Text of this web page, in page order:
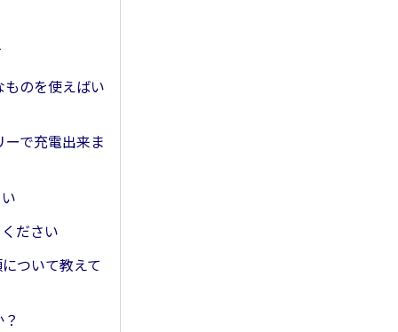
ものを使えばい
ーで充電出来ま
ださい
ついて教えて